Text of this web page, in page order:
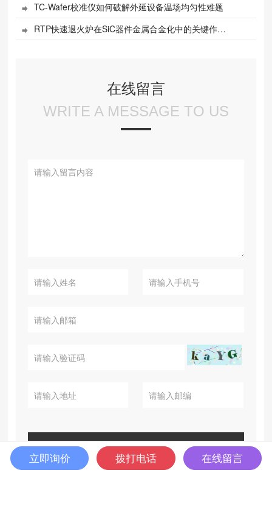
 TC-Wafer校准仪如何破解外延设备温场均匀性难题
 RTP快速退火炉在SiC器件金属合金化中的关键作用与工艺优势【多案例展示】
在线留言
WRITE A MESSAGE TO US
提交
立即询价 拨打电话 在线留言